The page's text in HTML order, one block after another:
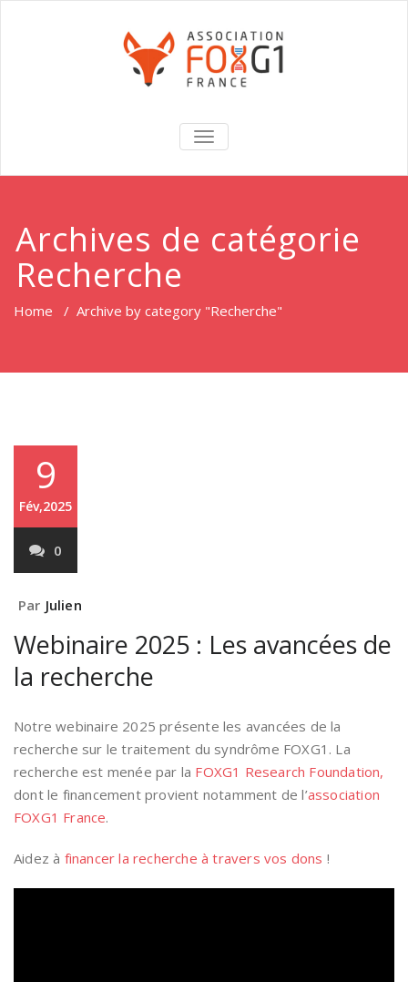
TOGGLE
NAVIGATION
Archives de catégorie
Recherche
Home / Archive by category "Recherche"
9
Fév,2025
0
Par Julien
Webinaire 2025 : Les avancées de
la recherche
Notre webinaire 2025 présente les avancées de la
recherche sur le traitement du syndrôme FOXG1. La
recherche est menée par la FOXG1 Research Foundation,
dont le financement provient notamment de l’association
FOXG1 France.
Aidez à financer la recherche à travers vos dons !